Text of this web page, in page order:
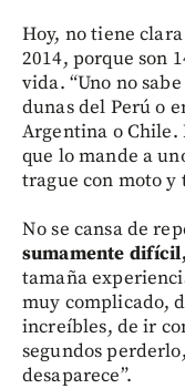
Hoy, no tiene
2014, porque son
vida. “Uno no
dunas del Perú o
Argentina o Chile.
que lo mande a
trague con moto y
No se cansa de
sumamente
tamaña
muy complicado,
increíbles, de ir
segundos
desaparece”.